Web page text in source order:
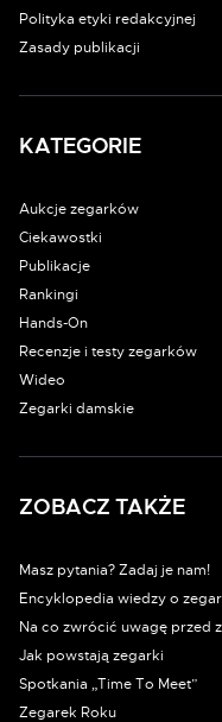
Polityka etyki redakcyjnej
Zasady publikacji
KATEGORIE
Aukcje zegarków
Ciekawostki
Publikacje
Rankingi
Hands-On
Recenzje i testy zegarków
Wideo
Zegarki damskie
ZOBACZ TAKŻE
Masz pytania? Zadaj je nam!
Encyklopedia wiedzy o
Na co zwrócić uwagę przed
Jak powstają zegarki
Spotkania „Time To Meet”
Zegarek Roku